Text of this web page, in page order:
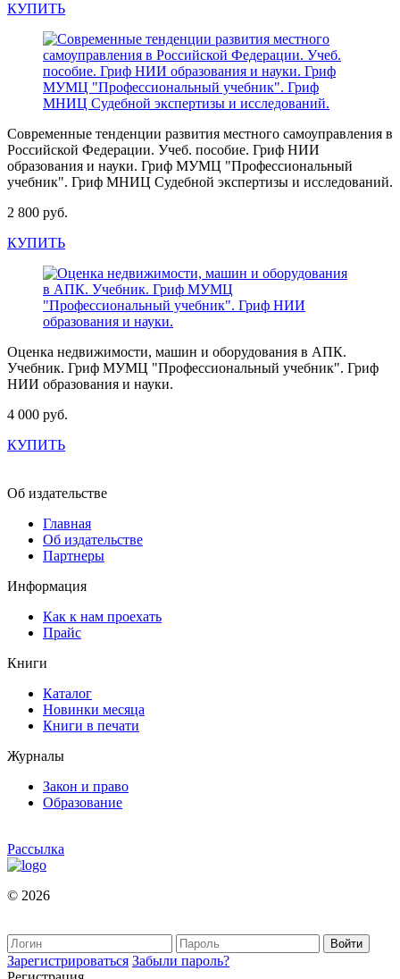
КУПИТЬ
Современные тенденции развития местного самоуправления в
Российской Федерации. Учеб. пособие. Гриф НИИ
образования и науки. Гриф МУМЦ "Профессиональный
учебник". Гриф МНИЦ Судебной экспертизы и исследований.
2 800 руб.
КУПИТЬ
Оценка недвижимости, машин и оборудования в АПК.
Учебник. Гриф МУМЦ "Профессиональный учебник". Гриф
НИИ образования и науки.
4 000 руб.
КУПИТЬ
Об издательстве
Главная
Об издательстве
Партнеры
Информация
Как к нам проехать
Прайс
Книги
Каталог
Новинки месяца
Книги в печати
Журналы
Закон и право
Образование
Рассылка
© 2026
Зарегистрироваться Забыли пароль?